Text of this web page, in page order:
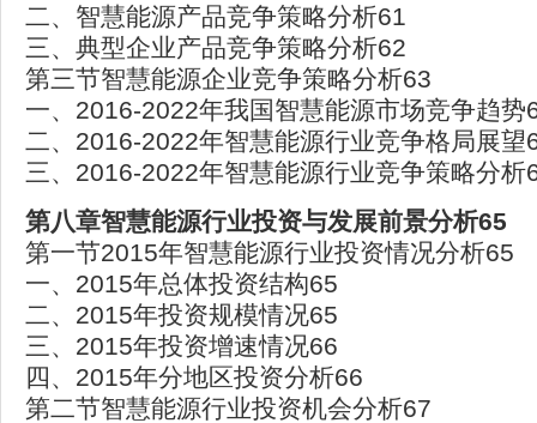
二、智慧能源产品竞争策略分析61
三、典型企业产品竞争策略分析62
第三节智慧能源企业竞争策略分析63
一、2016-2022年我国智慧能源市场竞争趋势
二、2016-2022年智慧能源行业竞争格局展望
三、2016-2022年智慧能源行业竞争策略分析
第八章智慧能源行业投资与发展前景分析65
第一节2015年智慧能源行业投资情况分析65
一、2015年总体投资结构65
二、2015年投资规模情况65
三、2015年投资增速情况66
四、2015年分地区投资分析66
第二节智慧能源行业投资机会分析67